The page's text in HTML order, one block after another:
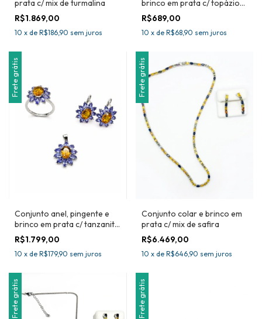
prata c/ mix de turmalina
R$1.869,00
10 x de R$186,90 sem juros
brinco em prata c/ topázio
amarelo
R$689,00
10 x de R$68,90 sem juros
Frete grátis
Conjunto anel, pingente e
brinco em prata c/ tanzanita
e citrino
R$1.799,00
10 x de R$179,90 sem juros
Frete grátis
Conjunto colar e brinco em
prata c/ mix de safira
R$6.469,00
10 x de R$646,90 sem juros
Frete grátis Frete grátis